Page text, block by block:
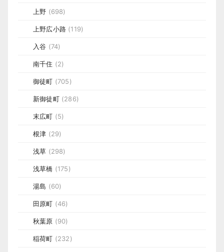
上野 (698)
上野広小路 (119)
入谷 (74)
南千住 (2)
御徒町 (705)
新御徒町(286)
末広町 (5)
根津 (29)
浅草 (298)
浅草橋 (175)
湯島 (60)
田原町 (46)
秋葉原 (90)
稲荷町 (232)